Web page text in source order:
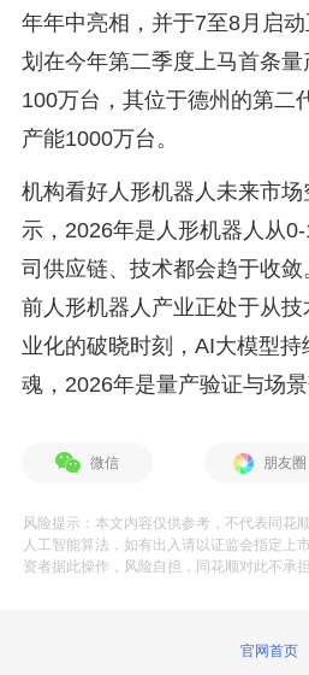
年年中亮相，并于7至8月启
划在今年第二季度上马首条
100万台，其位于德州的第二
产能1000万台。
机构看好人形机器人未来市
示，2026年是人形机器人从
司供应链、技术都会趋于收
前人形机器人产业正处于从
业化的破晓时刻，AI大模型持
魂，2026年是量产验证与场景
微信 朋友圈
风险提示：本文内容仅供参考，不代表同花
人工智能算法，如有出入请以证监会指定上
资者据此操作，风险自担，同花顺对此不承
官网首页